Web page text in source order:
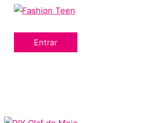
conteúdo
principal
Entrar